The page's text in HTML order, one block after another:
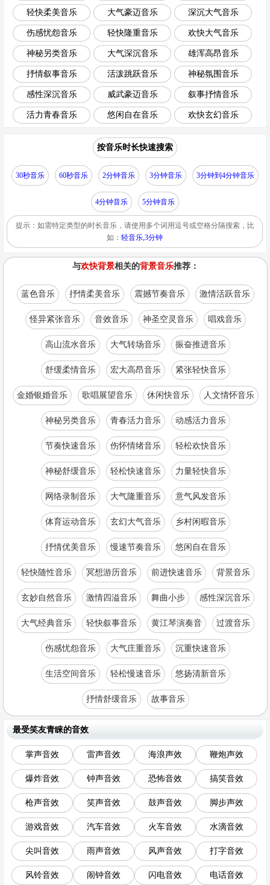
轻快柔美音乐 大气豪迈音乐 深沉大气音乐
伤感忧怨音乐 轻快隆重音乐 欢快大气音乐
神秘另类音乐 大气深沉音乐 雄浑高昂音乐
抒情叙事音乐 活泼跳跃音乐 神秘氛围音乐
感性深沉音乐 威武豪迈音乐 叙事抒情音乐
活力青春音乐 悠闲自在音乐 欢快玄幻音乐
按音乐时长快速搜索
30秒音乐 60秒音乐 2分钟音乐 3分钟音乐 3分钟到4分钟音乐
4分钟音乐 5分钟音乐
提示：如需特定类型的时长音乐，请使用多个词用逗号或空格分隔搜索，比
如：轻音乐,3分钟
与欢快背景相关的背景音乐推荐：
蓝色音乐 抒情柔美音乐 震撼节奏音乐 激情活跃音乐
怪异紧张音乐 音效音乐 神圣空灵音乐 唱戏音乐
高山流水音乐 大气转场音乐 振奋推进音乐
舒缓柔情音乐 宏大高昂音乐 紧张轻快音乐
金婚银婚音乐 歌唱展望音乐 休闲快音乐 人文情怀音乐
神秘另类音乐 青春活力音乐 动感活力音乐
节奏快速音乐 伤怀情绪音乐 轻松欢快音乐
神秘舒缓音乐 轻松快速音乐 力量轻快音乐
网络录制音乐 大气隆重音乐 意气风发音乐
体育运动音乐 玄幻大气音乐 乡村闲暇音乐
抒情优美音乐 慢速节奏音乐 悠闲自在音乐
轻快随性音乐 冥想游历音乐 前进快速音乐 背景音乐
玄妙自然音乐 激情四溢音乐 舞曲小步 感性深沉音乐
大气经典音乐 轻快叙事音乐 黄江琴演奏音 过渡音乐
伤感忧怨音乐 大气庄重音乐 沉重快速音乐
生活空间音乐 轻松慢速音乐 悠扬清新音乐
抒情舒缓音乐 故事音乐
最受笑友青睐的音效
掌声音效 雷声音效 海浪声效 鞭炮声效
爆炸音效 钟声音效 恐怖音效 搞笑音效
枪声音效 笑声音效 鼓声音效 脚步声效
游戏音效 汽车音效 火车音效 水滴音效
尖叫音效 雨声音效 风声音效 打字音效
风铃音效 闹钟音效 闪电音效 电话音效